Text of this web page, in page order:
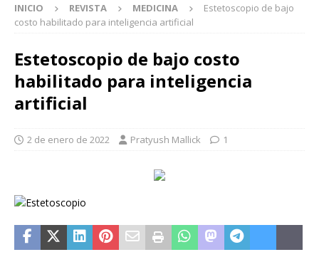
INICIO REVISTA MEDICINA
Estetoscopio de bajo
costo habilitado para inteligencia artificial
Estetoscopio de bajo costo
habilitado para inteligencia
artificial
2 de enero de 2022 Pratyush Mallick 1